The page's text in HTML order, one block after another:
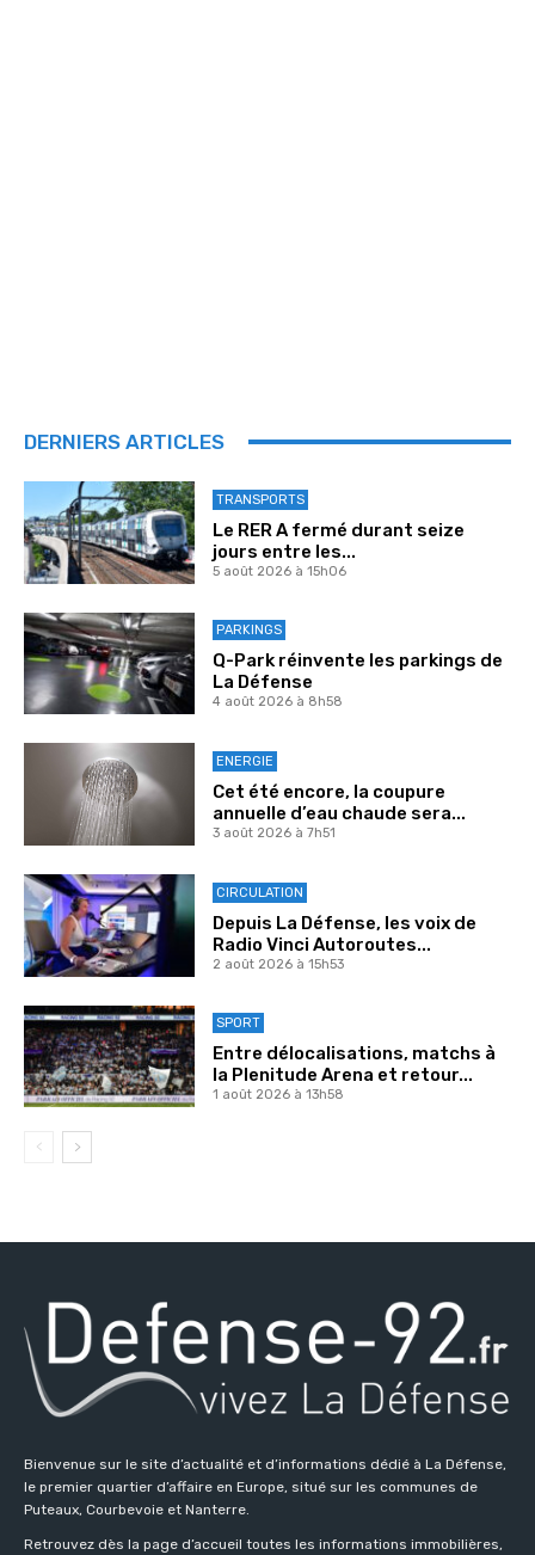
DERNIERS ARTICLES
TRANSPORTS
Le RER A fermé durant seize
jours entre les...
5 août 2026 à 15h06
PARKINGS
Q-Park réinvente les parkings de
La Défense
4 août 2026 à 8h58
ENERGIE
Cet été encore, la coupure
annuelle d’eau chaude sera...
3 août 2026 à 7h51
CIRCULATION
Depuis La Défense, les voix de
Radio Vinci Autoroutes...
2 août 2026 à 15h53
SPORT
Entre délocalisations, matchs à
la Plenitude Arena et retour...
1 août 2026 à 13h58
Bienvenue sur le site d’actualité et d’informations dédié à La Défense,
le premier quartier d’affaire en Europe, situé sur les communes de
Puteaux, Courbevoie et Nanterre.
Retrouvez dès la page d’accueil toutes les informations immobilières,